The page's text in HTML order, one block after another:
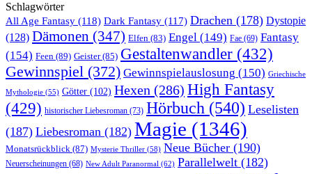
Schlagwörter
All Age Fantasy (118) Dark Fantasy (117) Drachen (178) Dystopie
(128) Dämonen (347) Elfen (83) Engel (149) Fae (69) Fantasy
(154) Feen (89) Geister(85) Gestaltenwandler (432)
Gewinnspiel (372) Gewinnspielauslosung (150) Griechische
Mythologie (55) Götter (102) Hexen (286) High Fantasy
(429) historischer Liebesroman (73) Hörbuch (540) Leselisten
(187) Liebesroman (182) Magie (1346)
Monatsrückblick (87) Mysterie Thriller (58) Neue Bücher (190)
Neuerscheinungen (68) New Adult Paranormal (62) Parallelwelt (182)